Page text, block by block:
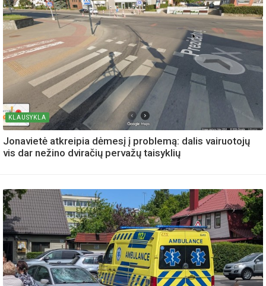
KLAUSYKLA
Jonavietė atkreipia dėmesį į problemą: dalis vairuotojų
vis dar nežino dviračių pervažų taisyklių